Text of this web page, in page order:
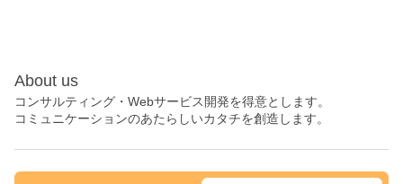
About us
コンサルティング・Webサービス開発を得意とします。
コミュニケーションのあたらしいカタチを創造します。